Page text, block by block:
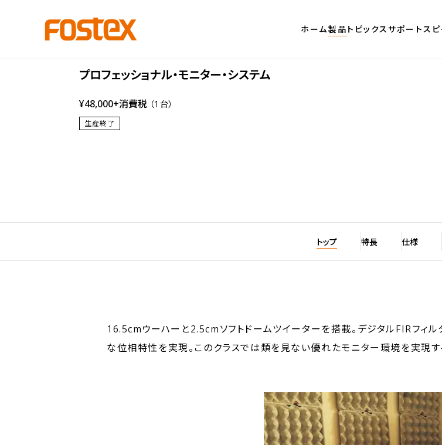
ホーム製品 トピックスサポートス
PX-6
プロフェッショナル・モニター・システム
¥48,000+消費税 （1台）
生産終了
トップ 特長 仕様
16.5cmウーハーと2.5cmソフトドームツイーターを搭載。デジタルFIRフィ
な位相特性を実現。このクラスでは類を見ない優れたモニター環境を実現す